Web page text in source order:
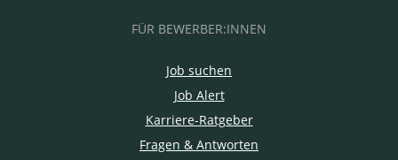
FÜR BEWERBER:INNEN
Job suchen
Job Alert
Karriere-Ratgeber
Fragen & Antworten